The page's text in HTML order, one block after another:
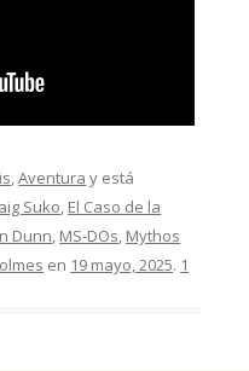
,Aventura y está
Suko, El Caso de la
Dunn, MS-DOs, Mythos
en 19 mayo, 2025. 1